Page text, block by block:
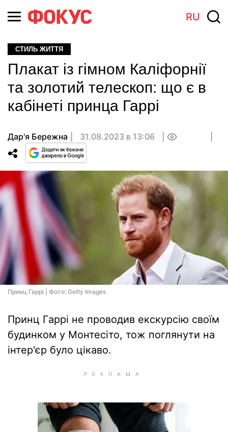
RU
СТИЛЬ ЖИТТЯ
Плакат із гімном Каліфорнії
та золотий телескоп: що є в
кабінеті принца Гаррі
Дар'я Бережна 31.08.2023 в 13:06
Принц Гаррі | Фото: Getty Images
Принц Гаррі не проводив екскурсію своїм
будинком у Монтесіто, тож поглянути на
інтер'єр було цікаво.